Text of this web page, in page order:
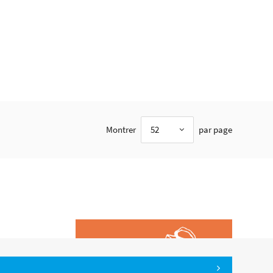
Montrer 52 par page